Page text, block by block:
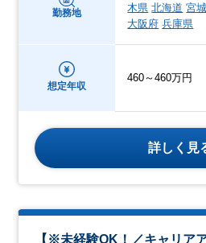
勤務地
木県 北海道 宮
大阪府 兵庫県
想定年収
460～460万円
詳しく見
【※未経験OK！／キャリア